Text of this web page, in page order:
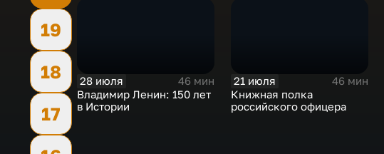
19
18
17
28 июля
46 мин
Владимир Ленин: 150 лет
в Истории
21 июля
46 мин
Книжная полка
российского офицера